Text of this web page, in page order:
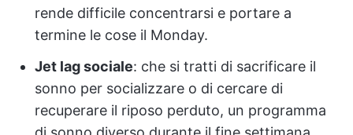
rende difficile concentrarsi e portare a
termine le cose il Monday.
Jet lag sociale: che si tratti di sacrificare il
sonno per socializzare o di cercare di
recuperare il riposo perduto, un programma